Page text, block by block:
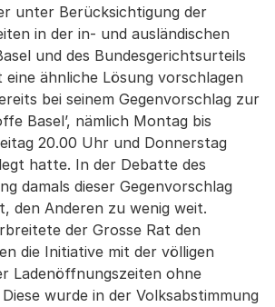
unter Berücksichtigung der
in der in- und ausländischen
und des Bundesgerichtsurteils
eine ähnliche Lösung vorschlagen
bei seinem Gegenvorschlag zur
Basel’, nämlich Montag bis
20.00 Uhr und Donnerstag
hatte. In der Debatte des
damals dieser Gegenvorschlag
den Anderen zu wenig weit.
der Grosse Rat den
die Initiative mit der völligen
Ladenöffnungszeiten ohne
wurde in der Volksabstimmung